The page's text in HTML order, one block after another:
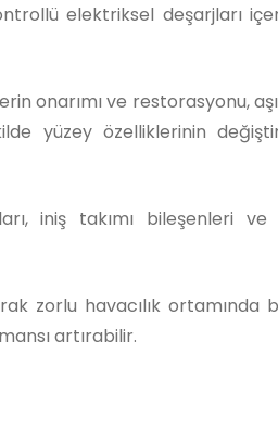
elektriksel deşarjları
onarımı ve restorasyonu,
yüzey özelliklerinin
iniş takımı bileşenleri ve
zorlu havacılık
artırabilir.